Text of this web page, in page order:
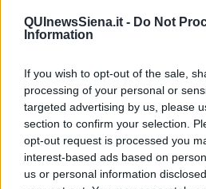
QUInewsSiena.it - Do Not
Information
If you wish to opt-out of the sale,
processing of your personal or
targeted advertising by us, please
section to confirm your selection.
opt-out request is processed you
interest-based ads based on
us or personal information
junior-under-élite-master-esordienti-
ad anello è di circa 3.4 Km e si
Romana. Ai vincitori le medaglie di
per un’escursione sui sentieri
Montagnola senesein collaborazione
facile,
prenotazioni ainfo@pedalesenese.it
Domenica 9 maggio“Lo sport per
Campo sportivo di Montalcino le